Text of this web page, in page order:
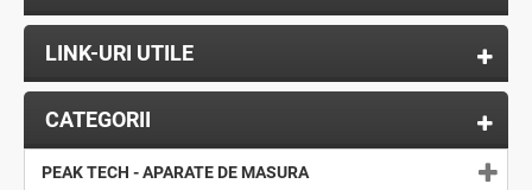
LINK-URI UTILE
CATEGORII
PEAK TECH - APARATE DE MASURA